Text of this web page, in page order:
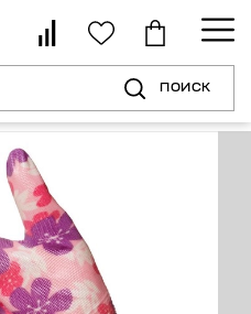
ПОИСК
Средства индивидуальной защиты рук